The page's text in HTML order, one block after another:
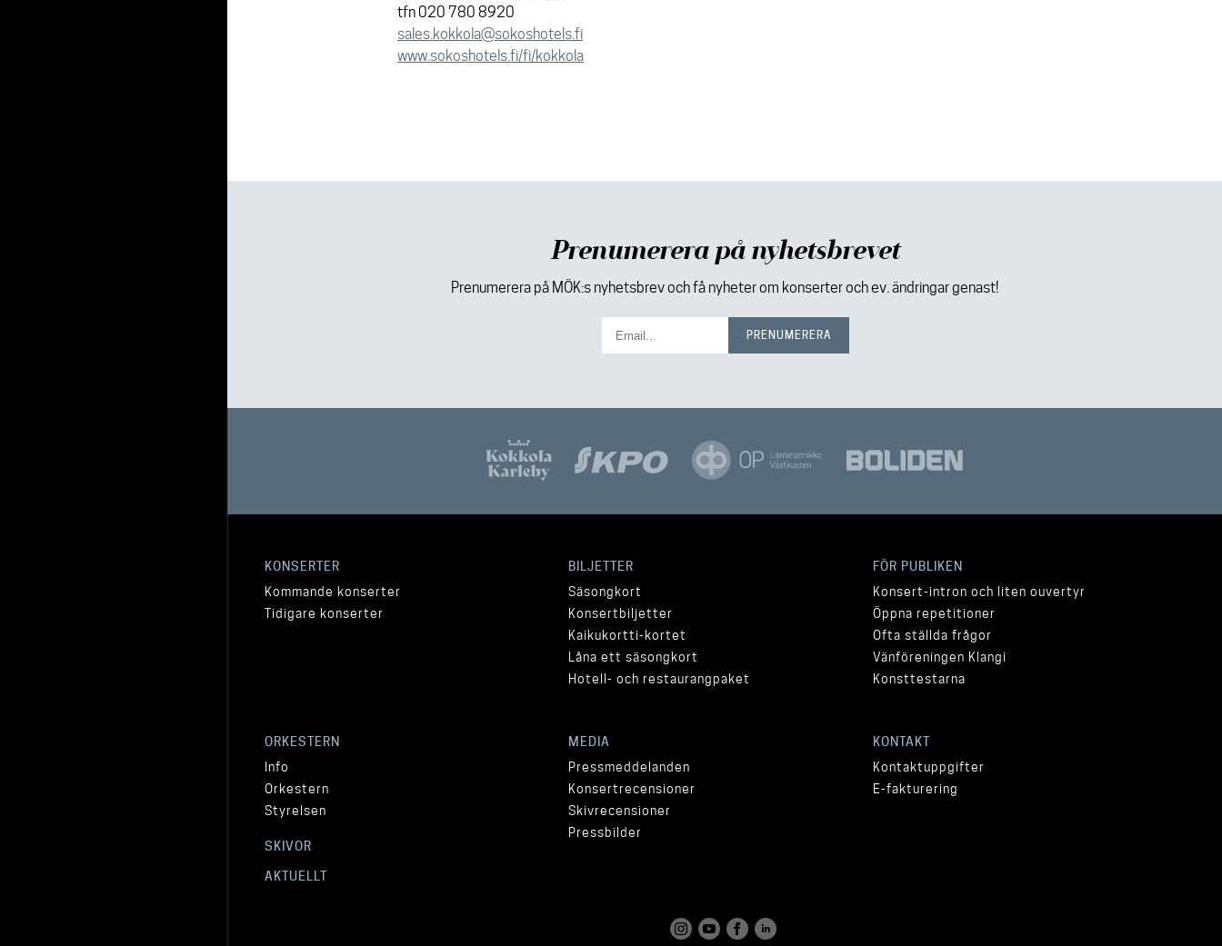
tfn 020 780 8920
sales.kokkola@sokoshotels.fi
www.sokoshotels.fi/fi/kokkola
Prenumerera på nyhetsbrevet
Prenumerera på MÖK:s nyhetsbrev och få nyheter om konserter och ev. ändringar genast!
KONSERTER
Kommande konserter
Tidigare konserter
BILJETTER
Säsongkort
Konsertbiljetter
Kaikukortti-kortet
Låna ett säsongkort
Hotell- och restaurangpaket
FÖR PUBLIKEN
Konsert-intron och liten ouvertyr
Öppna repetitioner
Ofta ställda frågor
Vänföreningen Klangi
Konsttestarna
ORKESTERN
Info
Orkestern
Styrelsen
SKIVOR
AKTUELLT
MEDIA
Pressmeddelanden
Konsertrecensioner
Skivrecensioner
Pressbilder
KONTAKT
Kontaktuppgifter
E-fakturering